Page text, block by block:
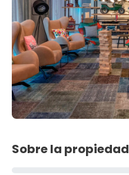
Sobre la propiedad